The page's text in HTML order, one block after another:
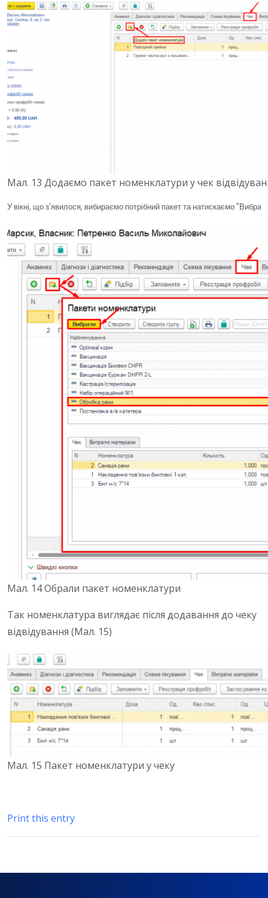
Мал. 13 Додаємо пакет номенклатури у чек
У вікні, що з'явилося, вибираємо потрібний пакет та натискаємо
Мал. 14 Обрали пакет номенклатури
Так номенклатура виглядає після додавання до чеку
відвідування (Мал. 15)
Мал. 15 Пакет номенклатури у чеку
Print this entry